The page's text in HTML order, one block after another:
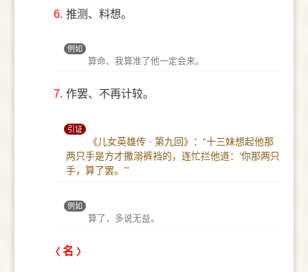
6. 推测、料想。
例如
算命、我算准了他一定会来。
7. 作罢、不再计较。
引证
《儿女英雄传 · 第九回》：“十三妹想起他那
两只手是方才撒溺裤裆的，连忙拦他道：‘你那两只
手，算了罢。’”
例如
算了，多说无益。
名